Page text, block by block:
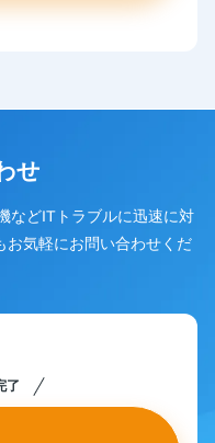
せ
などITトラブルに迅速に対
お気軽にお問い合わせくだ
了